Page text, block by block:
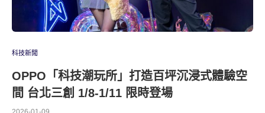
科技新聞
OPPO「科技潮玩所」打造百坪沉浸式體驗空
間 台北三創 1/8-1/11 限時登場